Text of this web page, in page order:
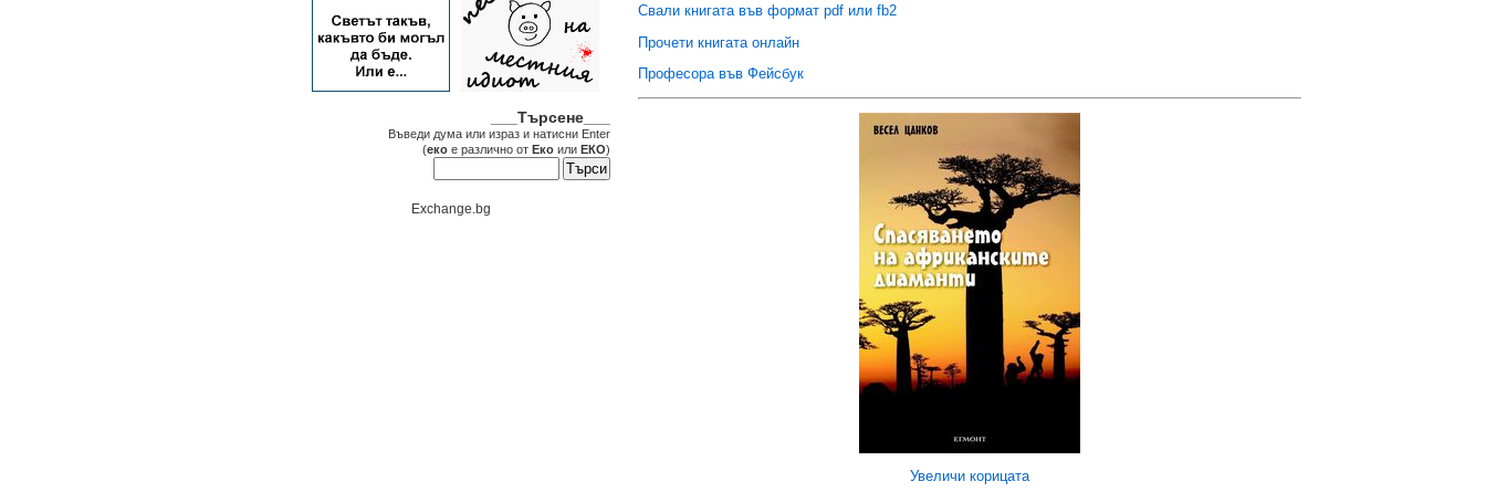
Свали книгата във формат pdf или fb2
Прочети книгата онлайн
Професора във Фейсбук
Увеличи корицата
___Търсене___
Въведи дума или израз и натисни Enter
(еко е различно от Еко или ЕКО)
Exchange.bg